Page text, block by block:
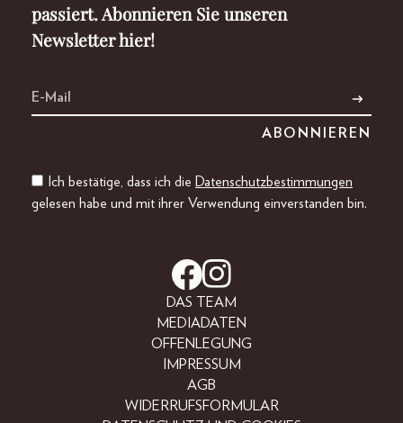
passiert. Abonnieren Sie unseren
Newsletter hier!
Ich bestätige, dass ich die Datenschutzbestimmungen
gelesen habe und mit ihrer Verwendung einverstanden bin.
DAS TEAM
MEDIADATEN
OFFENLEGUNG
IMPRESSUM
AGB
WIDERRUFSFORMULAR